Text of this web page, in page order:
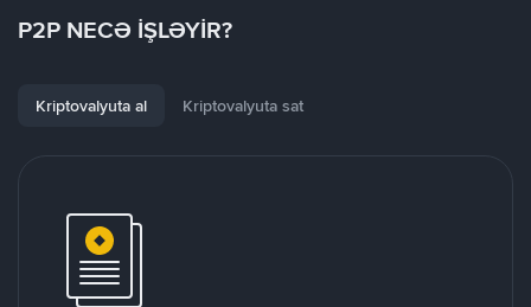
P2P NECƏ İŞLƏYİR?
Kriptovalyuta al Kriptovalyuta sat